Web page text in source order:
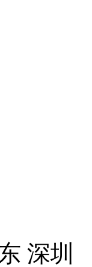
深圳